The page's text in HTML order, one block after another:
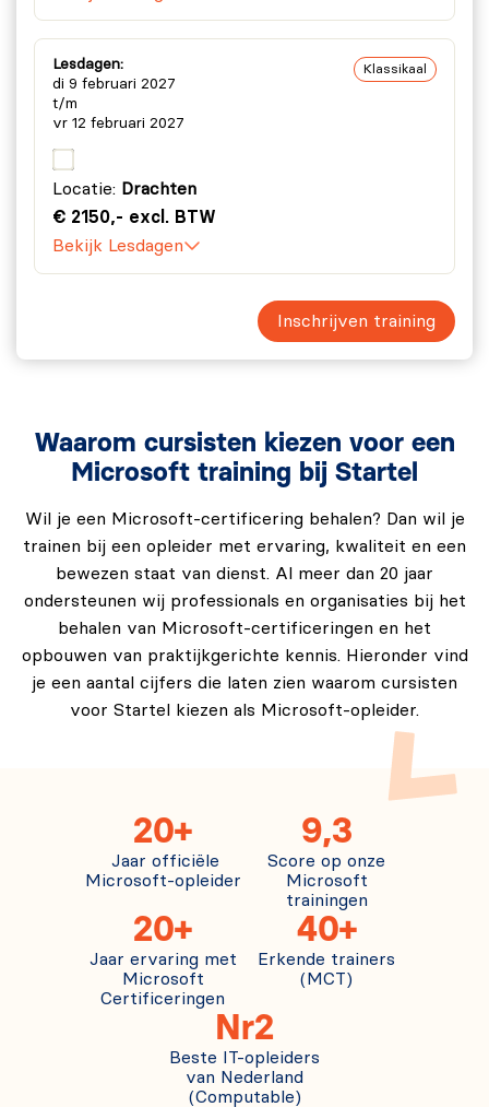
(identiteitsbeheer) voor jouw identiteitsoplossing met
bevoorrechte toegang en monitoring van jouw
Microsoft Entra ID.
Modules:
Toewijzingsbeheer plannen en implementeren.
Toegangsbeoordelingen plannen, implementeren en
beheren.
Bevoorrechte toegang plannen en implementeren.
Microsoft Entra ID monitoren en onderhouden.
Labopdrachten
Administrator (SC-300) bevat acht labopdrachten.
Lesdagen:
di 9 februari 2027
t/m
vr 12 februari 2027
Klassikaal
Locatie: Drachten
€ 2150,- excl. BTW
Bekijk Lesdagen
Inschrijven training
Waarom cursisten kiezen voor een
Microsoft training bij Startel
Wil je een Microsoft-certificering behalen? Dan wil je
trainen bij een opleider met ervaring, kwaliteit en een
bewezen staat van dienst. Al meer dan 20 jaar
ondersteunen wij professionals en organisaties bij het
behalen van Microsoft-certificeringen en het
opbouwen van praktijkgerichte kennis. Hieronder vind
je een aantal cijfers die laten zien waarom cursisten
voor Startel kiezen als Microsoft-opleider.
20+
Jaar officiële
Microsoft-opleider
9,3
Score op onze
Microsoft
trainingen
20+
Jaar ervaring met
Microsoft
Certificeringen
40+
Erkende trainers
(MCT)
Nr2
Beste IT-opleiders
van Nederland
(Computable)